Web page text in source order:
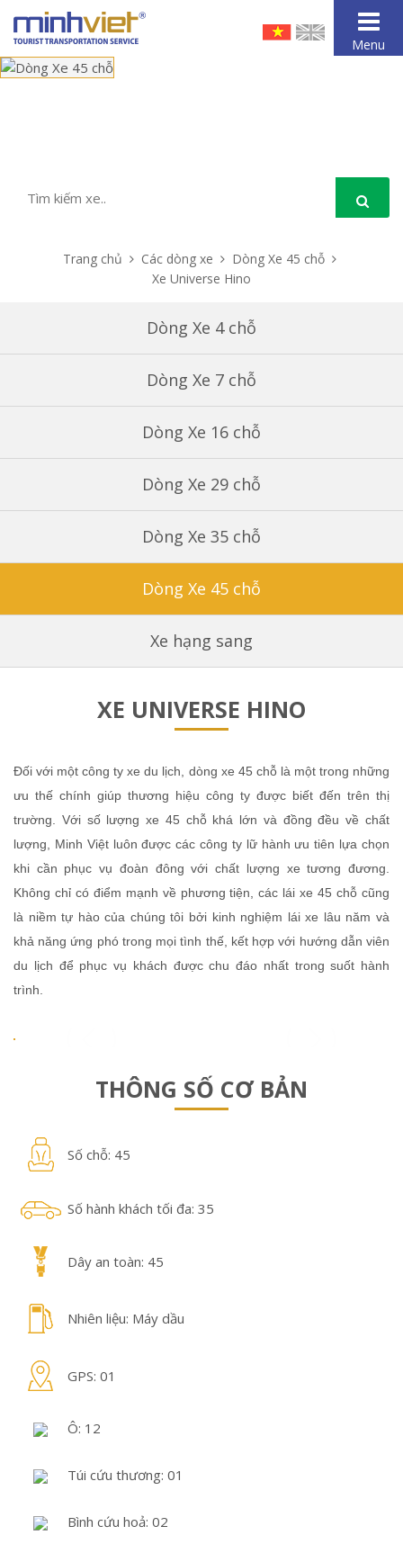
Menu
Trang chủ Các dòng xe
Dòng Xe 45 chỗ
Xe Universe Hino
Dòng Xe 4 chỗ
Dòng Xe 7 chỗ
Dòng Xe 16 chỗ
Dòng Xe 29 chỗ
Dòng Xe 35 chỗ
Dòng Xe 45 chỗ
Xe hạng sang
XE UNIVERSE HINO
Đối với một công ty xe du lịch, dòng xe 45 chỗ là một trong những
ưu thế chính giúp thương hiệu công ty được biết đến trên thị
trường. Với số lượng xe 45 chỗ khá lớn và đồng đều về chất
lượng, Minh Việt luôn được các công ty lữ hành ưu tiên lựa chọn
khi cần phục vụ đoàn đông với chất lượng xe tương đương.
Không chỉ có điểm mạnh về phương tiện, các lái xe 45 chỗ cũng
là niềm tự hào của chúng tôi bởi kinh nghiệm lái xe lâu năm và
khả năng ứng phó trong mọi tình thế, kết hợp với hướng dẫn viên
du lịch để phục vụ khách được chu đáo nhất trong suốt hành
trình.
THÔNG SỐ CƠ BẢN
Số chỗ: 45
Số hành khách tối đa: 35
Dây an toàn: 45
Nhiên liệu: Máy dầu
GPS: 01
Ô: 12
Túi cứu thương: 01
Bình cứu hoả: 02